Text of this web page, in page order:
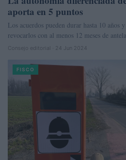
aporta en 5 puntos
Los acuerdos pueden durar hasta 10 años
revocarlos con al menos 12 meses de
Consejo editorial · 24 Jun 2024
FISCO